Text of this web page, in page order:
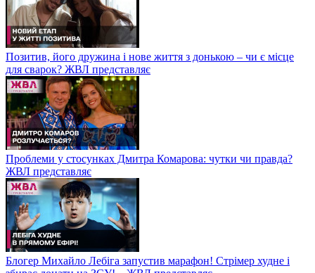
Позитив, його дружина і нове життя з донькою – чи є місце
для сварок? ЖВЛ представляє
Проблеми у стосунках Дмитра Комарова: чутки чи правда?
ЖВЛ представляє
Блогер Михайло Лебіга запустив марафон! Стрімер худне і